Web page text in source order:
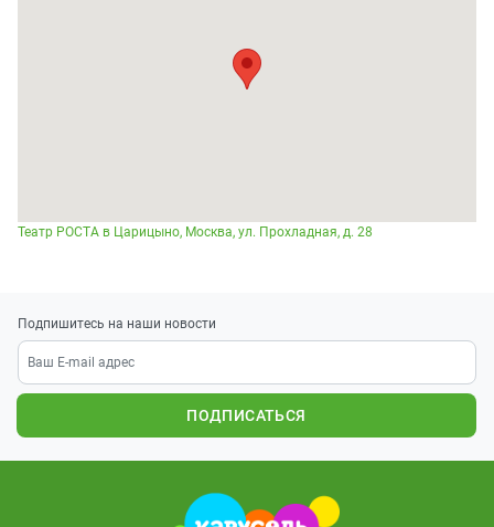
Театр РОСТА в Царицыно, Москва, ул. Прохладная, д. 28
Подпишитесь на наши новости
ПОДПИСАТЬСЯ